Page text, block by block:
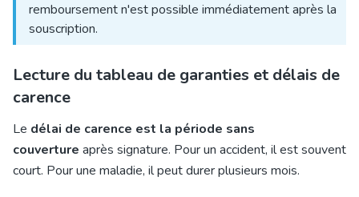
remboursement n'est possible immédiatement après la
souscription.
Lecture du tableau de garanties et délais de
carence
Le délai de carence est la période sans
couverture après signature. Pour un accident, il est souvent
court. Pour une maladie, il peut durer plusieurs mois.